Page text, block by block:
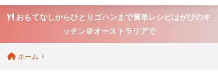
おもてなしからひとりゴハンまで簡単レシピはがびのキ
ッチン＠オーストラリアで
ホーム